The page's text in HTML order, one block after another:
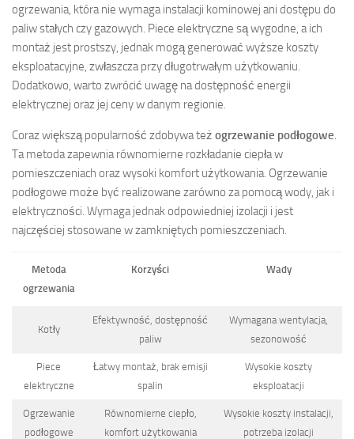
ogrzewania, która nie wymaga instalacji kominowej ani dostępu do
paliw stałych czy gazowych. Piece elektryczne są wygodne, a ich
montaż jest prostszy, jednak mogą generować wyższe koszty
eksploatacyjne, zwłaszcza przy długotrwałym użytkowaniu.
Dodatkowo, warto zwrócić uwagę na dostępność energii
elektrycznej oraz jej ceny w danym regionie.
Coraz większą popularność zdobywa też ogrzewanie podłogowe.
Ta metoda zapewnia równomierne rozkładanie ciepła w
pomieszczeniach oraz wysoki komfort użytkowania. Ogrzewanie
podłogowe może być realizowane zarówno za pomocą wody, jak i
elektryczności. Wymaga jednak odpowiedniej izolacji i jest
najczęściej stosowane w zamkniętych pomieszczeniach.
Metoda
ogrzewania
Korzyści Wady
Kotły
Efektywność, dostępność
paliw
Wymagana wentylacja,
sezonowość
Piece
elektryczne
Łatwy montaż, brak emisji
spalin
Wysokie koszty
eksploatacji
Ogrzewanie
podłogowe
Równomierne ciepło,
komfort użytkowania
Wysokie koszty instalacji,
potrzeba izolacji